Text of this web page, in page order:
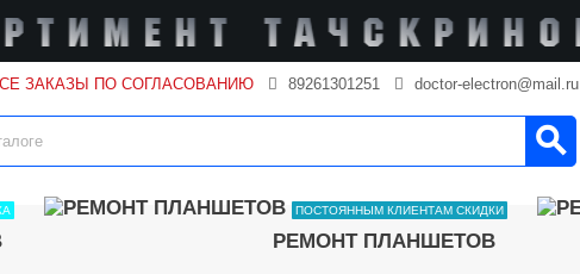
ЗАКАЗЫ ПО СОГЛАСОВАНИЮ 89261301251 doctor-electron@mail.ru
search
РЕМОНТ ПЛАНШЕТОВ
ПОСТОЯННЫМ КЛИЕНТАМ СКИДКИ